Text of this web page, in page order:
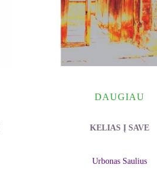
DAUGIAU
KELIAS Į SAVE
Urbonas Saulius